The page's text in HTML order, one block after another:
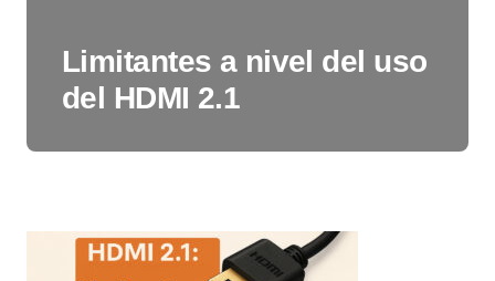
Limitantes a nivel del uso
del HDMI 2.1